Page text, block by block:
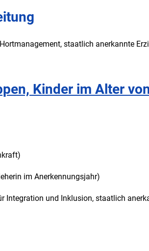
staatlich anerkannte
Kinder im Alter
im Anerkennungsjahr)
Integration und Inklusion, staatlich